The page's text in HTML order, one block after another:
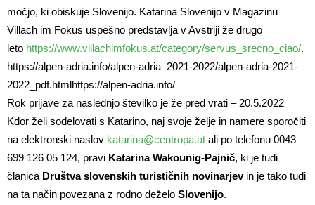
močjo, ki obiskuje Slovenijo. Katarina Slovenijo v Magazinu
Villach im Fokus uspešno predstavlja v Avstriji že drugo
leto https://www.villachimfokus.at/category/servus_srecno_ciao/.
https://alpen-adria.info/alpen-adria_2021-2022/alpen-adria-2021-
2022_pdf.htmlhttps://alpen-adria.info/
Rok prijave za naslednjo številko je že pred vrati – 20.5.2022
Kdor želi sodelovati s Katarino, naj svoje želje in namere sporočiti
na elektronski naslov katarina@centropa.at ali po telefonu 0043
699 126 05 124, pravi Katarina Wakounig-Pajnič, ki je tudi
članica Društva slovenskih turističnih novinarjevin je tako tudi
na ta način povezana z rodno deželo Slovenijo.